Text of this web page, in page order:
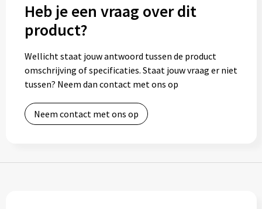
Snoep
Paraplu's
Stormparaplu's
Heb je een vraag over dit
product?
Wellicht staat jouw antwoord tussen de product
omschrijving of specificaties. Staat jouw vraag er niet
tussen? Neem dan contact met ons op
Neem contact met ons op